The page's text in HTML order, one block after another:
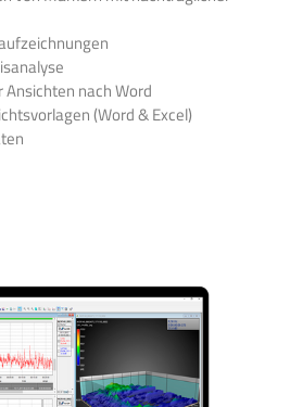
nach Word
(Word & Excel)